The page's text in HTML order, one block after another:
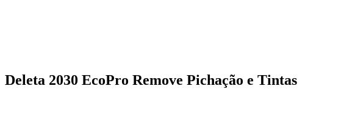
Deleta 2030 EcoPro Remove Pichação e Tintas